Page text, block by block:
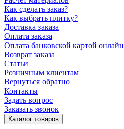
Как сделать заказ?
Как выбрать плитку?
Доставка заказа
Оплата заказа
Оплата банковской картой онлайн
Возврат заказа
Статьи
Розничным клиентам
Вернуться обратно
Контакты
Задать вопрос
Заказать звонок
Каталог товаров